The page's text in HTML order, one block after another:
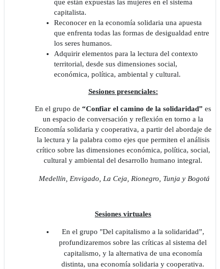
que están expuestas las mujeres en el sistema
capitalista.
Reconocer en la economía solidaria una apuesta
que enfrenta todas las formas de desigualdad entre
los seres humanos.
Adquirir elementos para la lectura del contexto
territorial, desde sus dimensiones social,
económica, política, ambiental y cultural.
Sesiones presenciales:
En el grupo de “Confiar el camino de la solidaridad” es
un espacio de conversación y reflexión en torno a la
Economía solidaria y cooperativa, a partir del abordaje de
la lectura y la palabra como ejes que permiten el análisis
crítico sobre las dimensiones económica, política, social,
cultural y ambiental del desarrollo humano integral.
Medellín, Envigado, La Ceja, Rionegro, Tunja y Bogotá
Sesiones virtuales
En el grupo "Del capitalismo a la solidaridad”,
profundizaremos sobre las críticas al sistema del
capitalismo, y la alternativa de una economía
distinta, una economía solidaria y cooperativa.